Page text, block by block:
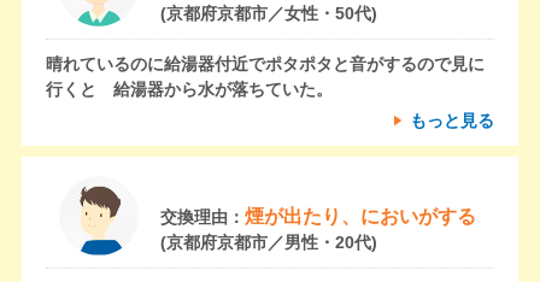
(京都府京都市／女性・50代)
晴れているのに給湯器付近でポタポタと音がするので見に
行くと 給湯器から水が落ちていた。
もっと見る
交換理由： 煙が出たり、においがする
(京都府京都市／男性・20代)